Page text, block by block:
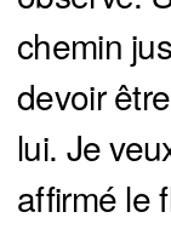
chemin
devoir
lui. Je
affirmé le